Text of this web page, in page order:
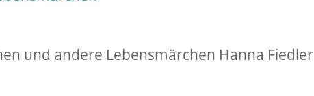
und andere Lebensmärchen Hanna Fiedler